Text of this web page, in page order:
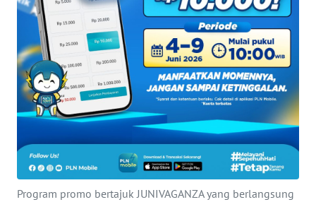
Program promo bertajuk JUNIVAGANZA yang berlangsung
PENDIDIKAN
OLAHRAGA
OPINI
EDITORIAL
Informasi